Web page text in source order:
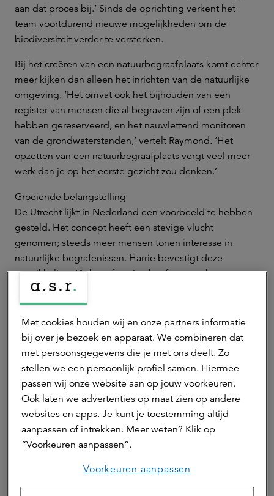
aan dat proces bij.’ Sinds de oprichting verkent het
team voortdurend nieuwe mogelijkheden om de
biodiversiteit verder te versterken.
Bij het creëren van een natuurbegraafplaats komt echter
meer kijken dan alleen het inrichten van de natuurlijke
omgeving. ‘Het omvat ook het bijhouden van een
register van mensen die al begraven zijn of een plek
hebben gereserveerd, en het nauwlettend monitoren
van de grondwaterstanden,’ vertelt Raymond. ‘Het
opzetten van een natuurbegraafplaats vergt veel meer
werk dan je op het eerste gezicht zou denken.’
Groeiende belangstelling
De Utrecht lijkt in Nederland een voorbeeld te hebben
gesteld. Het concept heeft een stevige vlucht
genomen; steeds meer mensen tonen interesse in
natuurlijke begrafenissen. Harrie bevestigt deze
ontwikkeling: ‘Achteraf gezien heeft a.s.r. echt
vooruitziend gehandeld. De keuze is de juiste gebleken
– inmiddels zijn natuurbegraaflocaties in het hele land
sterk in opkomst.’
Ook Raymond ziet de oprichting van de
natuurbegraafplaats als een verstandige beslissing.
Naast het behoud van inkomsten voor a.s.r. speelt
toegankelijkheid een belangrijke rol: ‘Wij vinden het
belangrijk dat mensen hun persoonlijke uitvaartwensen
openlijk kunnen bespreken. De natuurbegraafplaats
biedt ruimte voor traditionele begravingen,
urnenbijzettingen en zelfs begrafenissen samen met
Met cookies houden wij en onze partners informatie
bij over je bezoek en apparaat. We combineren dat
met persoonsgegevens die je met ons deelt. Zo
stellen we een persoonlijk profiel samen. Hiermee
passen wij onze website aan op jouw voorkeuren.
Ook laten we advertenties op maat zien op andere
websites en apps. Je kunt je toestemming altijd
aanpassen of intrekken. Meer weten? Klik op
“Voorkeuren aanpassen”.
Voorkeuren aanpassen